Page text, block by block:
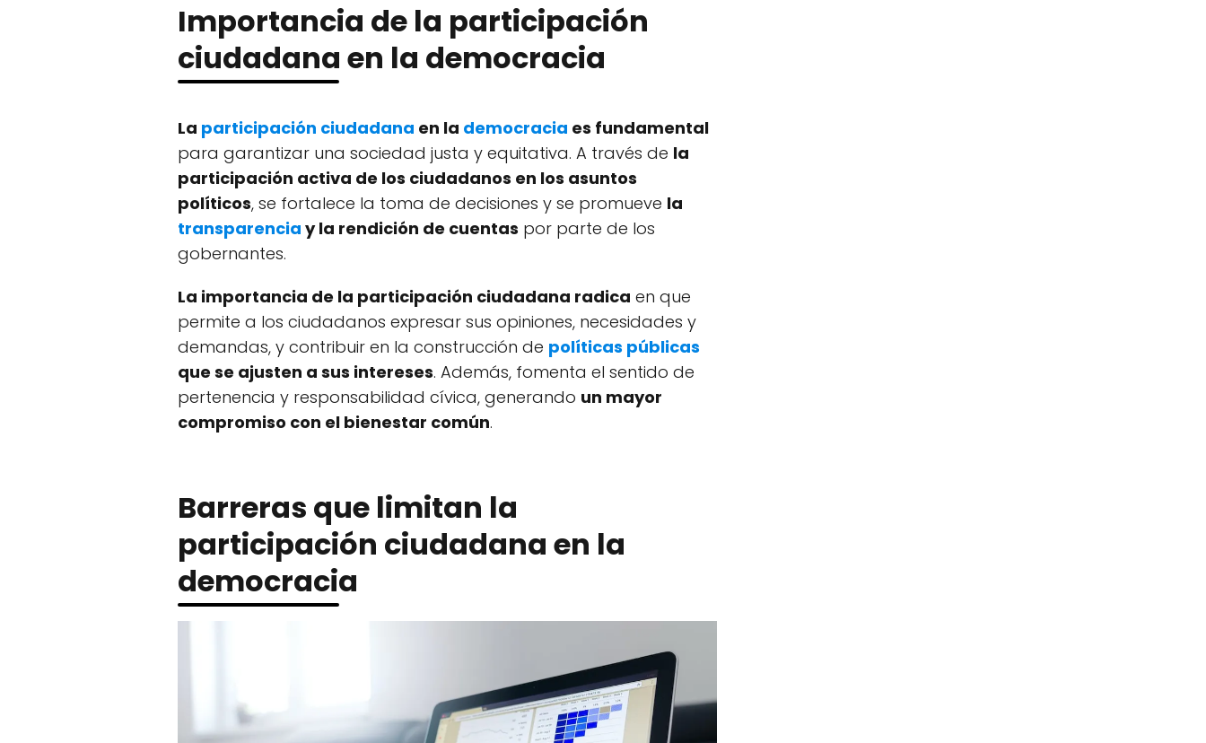
Importancia de la participación
ciudadana en la democracia
La participación ciudadana en la democracia es fundamental
para garantizar una sociedad justa y equitativa. A través de la
participación activa de los ciudadanos en los asuntos
políticos, se fortalece la toma de decisiones y se promueve la
transparencia y la rendición de cuentas por parte de los
gobernantes.
La importancia de la participación ciudadana radica en que
permite a los ciudadanos expresar sus opiniones, necesidades y
demandas, y contribuir en la construcción de políticas públicas
que se ajusten a sus intereses. Además, fomenta el sentido de
pertenencia y responsabilidad cívica, generando un mayor
compromiso con el bienestar común.
Barreras que limitan la
participación ciudadana en la
democracia